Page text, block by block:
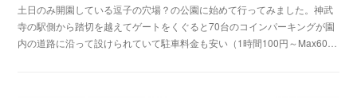
土日のみ開園している逗子の穴場？の公園に始めて行ってみました。神武
寺の駅側から踏切を越えてゲートをくぐると70台のコインパーキングが園
内の道路に沿って設けられていて駐車料金も安い（1時間100円～Max60…